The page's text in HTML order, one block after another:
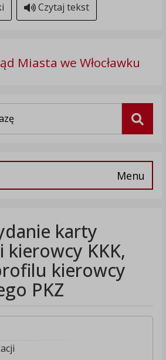
Czytaj tekst
Miasta we Włocławku
Menu
karty
kierowcy KKK,
kierowcy
PKZ